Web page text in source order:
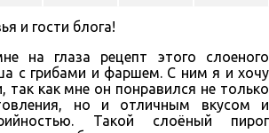
и гости блога!
на глаза рецепт этого слоеного
с грибами и фаршем. С ним я и хочу
так как мне он понравился не только
но и отличным вкусом и
Такой слоёный пирог